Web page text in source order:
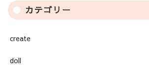
カテゴリー
create
doll